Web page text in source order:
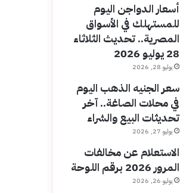
أسعار الدواجن اليوم
للمستهلك في الأسواق
المصرية.. تحديث الثلاثاء
28 يوليو 2026
يوليو 28, 2026
سعر الجنيه الذهب اليوم
في محلات الصاغة.. آخر
تحديثات البيع والشراء
يوليو 27, 2026
الاستعلام عن مخالفات
المرور 2026 برقم اللوحة
يوليو 26, 2026